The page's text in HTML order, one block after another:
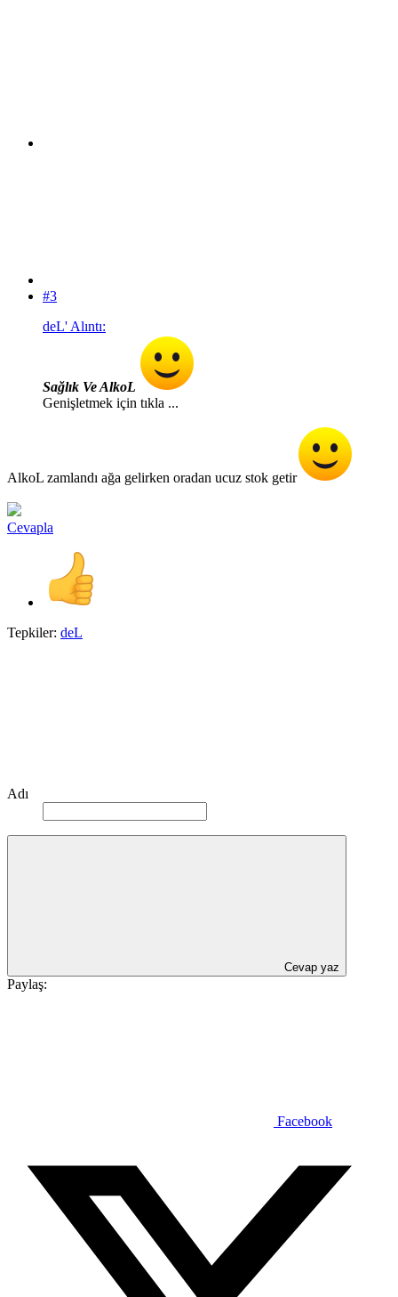
#3
deL' Alıntı:
Sağlık Ve AlkoL
Genişletmek için tıkla ...
AlkoL zamlandı ağa gelirken oradan ucuz stok getir
Cevapla
Tepkiler: deL
Adı
Cevap yaz
Paylaş:
Facebook